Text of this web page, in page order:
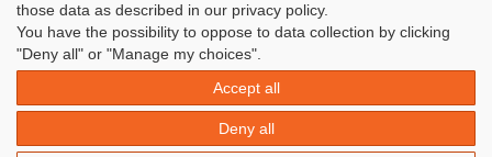
those data as described in our privacy policy.
You have the possibility to oppose to data collection by clicking
"Deny all" or "Manage my choices".
Accept all
Deny all